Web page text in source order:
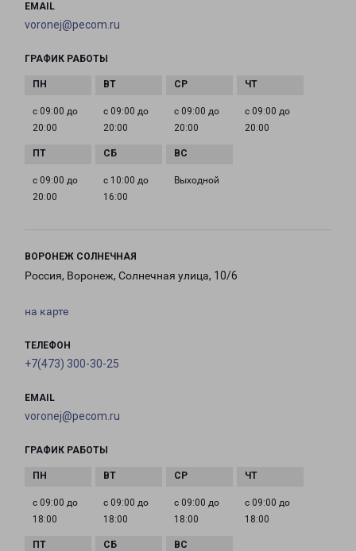
EMAIL
voronej@pecom.ru
ГРАФИК РАБОТЫ
с 09:00 до
20:00
с 09:00 до
20:00
с 09:00 до
20:00
с 09:00 до
20:00
с 09:00 до
20:00
с 10:00 до
16:00
Выходной
ВОРОНЕЖ СОЛНЕЧНАЯ
Россия, Воронеж, Солнечная улица, 10/6
на карте
ТЕЛЕФОН
+7(473) 300-30-25
EMAIL
voronej@pecom.ru
ГРАФИК РАБОТЫ
с 09:00 до
18:00
с 09:00 до
18:00
с 09:00 до
18:00
с 09:00 до
18:00